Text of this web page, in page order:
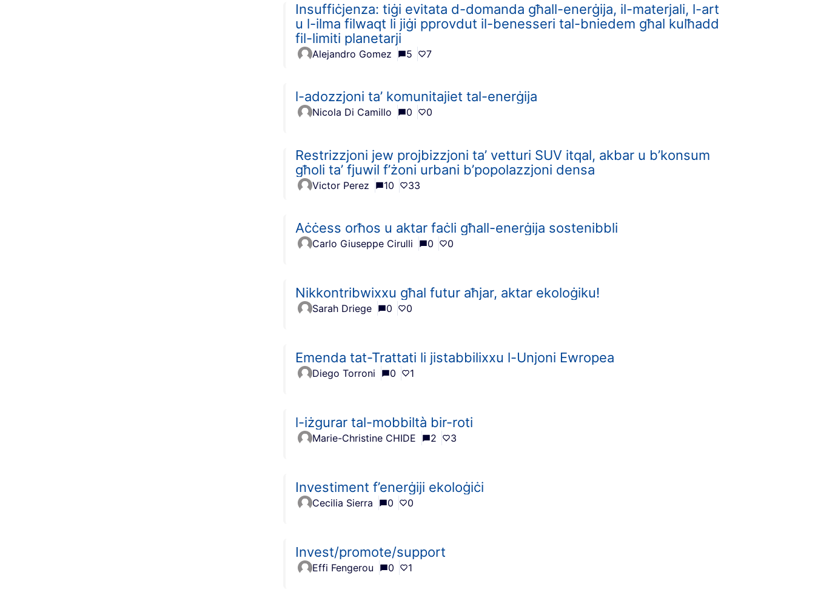
Insuffiċjenza: tiġi evitata d-domanda għall-enerġija, il-materjali, l-art
u l-ilma filwaqt li jiġi pprovdut il-benesseri tal-bniedem għal kulħadd
fil-limiti planetarji
Alejandro Gomez 5 7
l-adozzjoni ta’ komunitajiet tal-enerġija
Nicola Di Camillo 0 0
Restrizzjoni jew projbizzjoni ta’ vetturi SUV itqal, akbar u b’konsum
għoli ta’ fjuwil f’żoni urbani b’popolazzjoni densa
Victor Perez 10 33
Aċċess orħos u aktar faċli għall-enerġija sostenibbli
Carlo Giuseppe Cirulli 0 0
Nikkontribwixxu għal futur aħjar, aktar ekoloġiku!
Sarah Driege 0 0
Emenda tat-Trattati li jistabbilixxu l-Unjoni Ewropea
Diego Torroni 0 1
l-iżgurar tal-mobbiltà bir-roti
Marie-Christine CHIDE 2 3
Investiment f’enerġiji ekoloġiċi
Cecilia Sierra 0 0
Invest/promote/support
Effi Fengerou 0 1